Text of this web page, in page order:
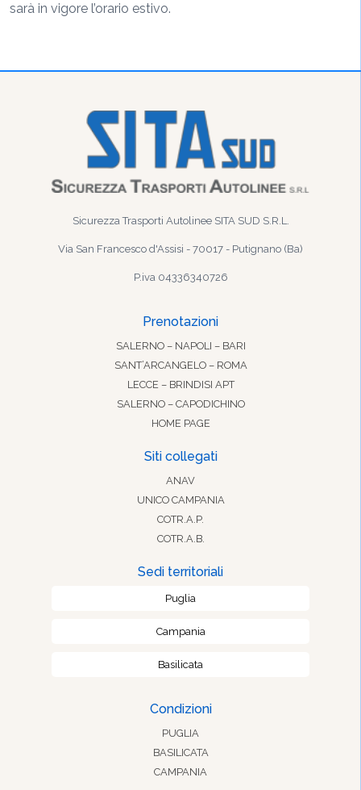
sarà in vigore l’orario estivo.
Sicurezza Trasporti Autolinee SITA SUD S.R.L.
Via San Francesco d'Assisi - 70017 - Putignano (Ba)
P.iva 04336340726
Prenotazioni
SALERNO – NAPOLI – BARI
SANT’ARCANGELO – ROMA
LECCE – BRINDISI APT
SALERNO – CAPODICHINO
HOME PAGE
Siti collegati
ANAV
UNICO CAMPANIA
COTR.A.P.
COTR.A.B.
Sedi territoriali
Puglia
Campania
Basilicata
Condizioni
PUGLIA
BASILICATA
CAMPANIA